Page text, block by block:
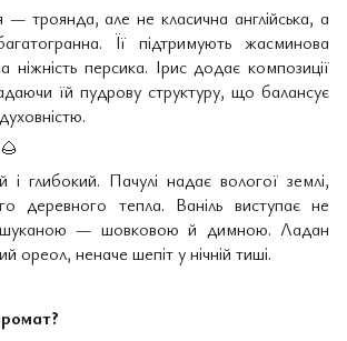
— троянда, але не класична англійська, а
Її підтримують жасминова
ніжність персика. Ірис додає композиції
їй пудрову структуру, що балансує
глибокий. Пачулі надає вологої землі,
деревного тепла. Ваніль виступає не
— шовковою й димною. Ладан
ореол, неначе шепіт у нічній тиші.